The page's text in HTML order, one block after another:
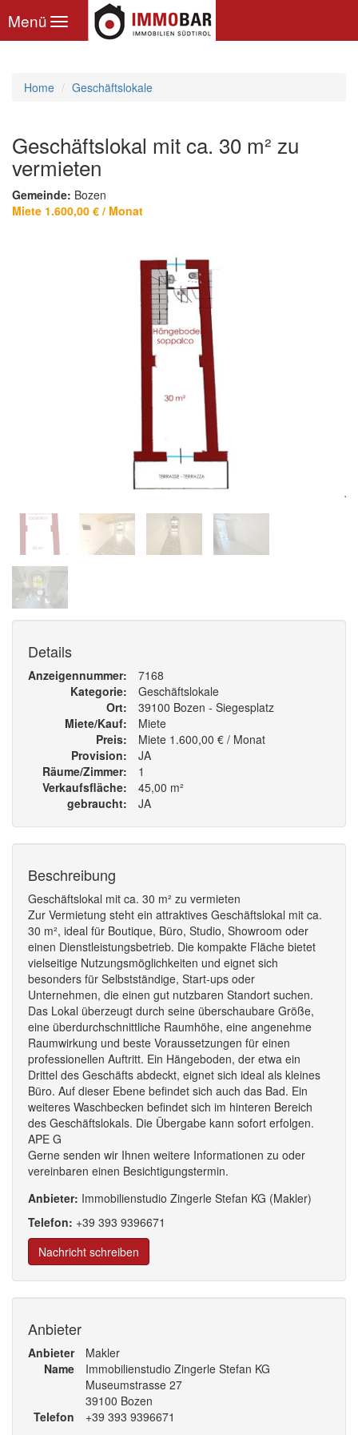
Toggle
navigation
Menü
Home Geschäftslokale
Geschäftslokal mit ca. 30 m² zu
vermieten
Gemeinde: Bozen
Miete 1.600,00 € / Monat
Details
Anzeigennummer
7168
Kategorie
Geschäftslokale
Ort
39100 Bozen - Siegesplatz
Miete/Kauf
Miete
Preis
Miete 1.600,00 € / Monat
Provision
JA
Räume/Zimmer
1
Verkaufsfläche
45,00 m²
gebraucht
JA
Beschreibung
Geschäftslokal mit ca. 30 m² zu vermieten
Zur Vermietung steht ein attraktives Geschäftslokal mit ca.
30 m², ideal für Boutique, Büro, Studio, Showroom oder
einen Dienstleistungsbetrieb. Die kompakte Fläche bietet
vielseitige Nutzungsmöglichkeiten und eignet sich
besonders für Selbstständige, Start-ups oder
Unternehmen, die einen gut nutzbaren Standort suchen.
Das Lokal überzeugt durch seine überschaubare Größe,
eine überdurchschnittliche Raumhöhe, eine angenehme
Raumwirkung und beste Voraussetzungen für einen
professionellen Auftritt. Ein Hängeboden, der etwa ein
Drittel des Geschäfts abdeckt, eignet sich ideal als kleines
Büro. Auf dieser Ebene befindet sich auch das Bad. Ein
weiteres Waschbecken befindet sich im hinteren Bereich
des Geschäftslokals. Die Übergabe kann sofort erfolgen.
APE G
Gerne senden wir Ihnen weitere Informationen zu oder
vereinbaren einen Besichtigungstermin.
Anbieter: Immobilienstudio Zingerle Stefan KG (Makler)
Telefon: +39 393 9396671
Nachricht schreiben
Anbieter
Anbieter
Makler
Name
Immobilienstudio Zingerle Stefan KG
Museumstrasse 27
39100 Bozen
Telefon
+39 393 9396671